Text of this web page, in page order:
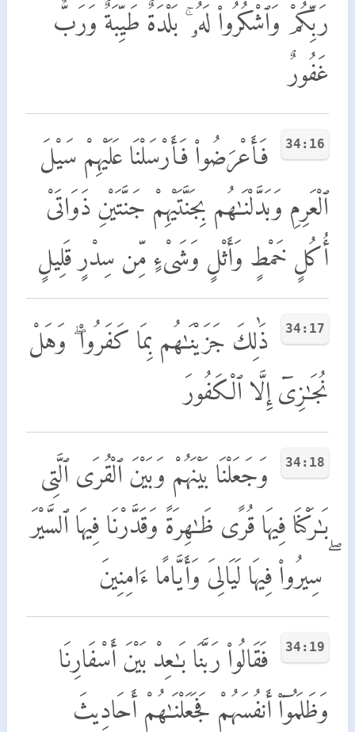
رَبِّكُمْ وَٱشْكُرُوا۟ لَهُۥ ۚ بَلْدَةٌ طَيِّبَةٌ وَرَبٌّ
غَفُورٌ
34:16
فَأَعْرَضُوا۟ فَأَرْسَلْنَا عَلَيْهِمْ سَيْلَ
ٱلْعَرِمِ وَبَدَّلْنَـٰهُم بِجَنَّتَيْهِمْ جَنَّتَيْنِ ذَوَاتَىْ
أُكُلٍ خَمْطٍ وَأَثْلٍ وَشَىْءٍ مِّن سِدْرٍ قَلِيلٍ
34:17
ذَٰلِكَ جَزَيْنَـٰهُم بِمَا كَفَرُوا۟ ۖ وَهَلْ
نُجَـٰزِىٓ إِلَّا ٱلْكَفُورَ
34:18
وَجَعَلْنَا بَيْنَهُمْ وَبَيْنَ ٱلْقُرَى ٱلَّتِى
بَـٰرَكْنَا فِيهَا قُرًى ظَـٰهِرَةً وَقَدَّرْنَا فِيهَا ٱلسَّيْرَ
ۖ سِيرُوا۟ فِيهَا لَيَالِىَ وَأَيَّامًا ءَامِنِينَ
34:19
فَقَالُوا۟ رَبَّنَا بَـٰعِدْ بَيْنَ أَسْفَارِنَا
وَظَلَمُوٓا۟ أَنفُسَهُمْ فَجَعَلْنَـٰهُمْ أَحَادِيثَ